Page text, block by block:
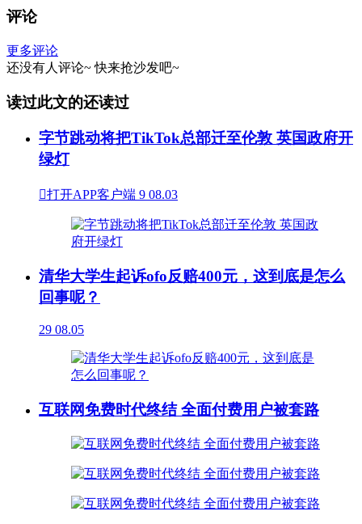
评论
更多评论
还没有人评论~ 快来抢沙发吧~
读过此文的还读过
字节跳动将把TikTok总部迁至伦敦 英国政府开
绿灯
打开APP客户端 9 08.03
清华大学生起诉ofo反赔400元，这到底是怎么
回事呢？
29 08.05
互联网免费时代终结 全面付费用户被套路